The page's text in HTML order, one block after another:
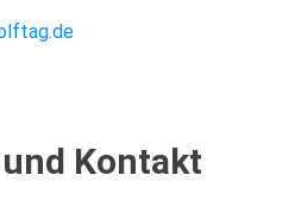
Kontakt